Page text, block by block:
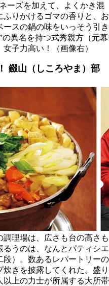
ーズを加えて、よくかき混
りかけるゴマの香りと、お
スの鍋の味をいっそう引き
異名を持つ式秀親方（元幕
子力高い！（画像右）
錣山（しころやま）部
調理場は、広さも台の高さも
うのは、なんとパティシエ
）。数あるレパートリーの
きを披露してくれた。盛り
上の力士が所属する大所帯